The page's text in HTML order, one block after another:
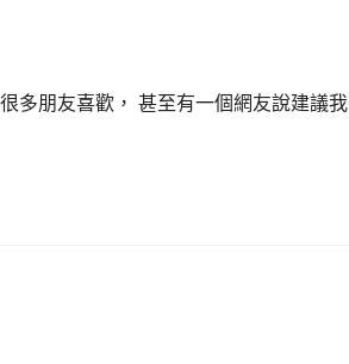
多朋友喜歡， 甚至有一個網友說建議